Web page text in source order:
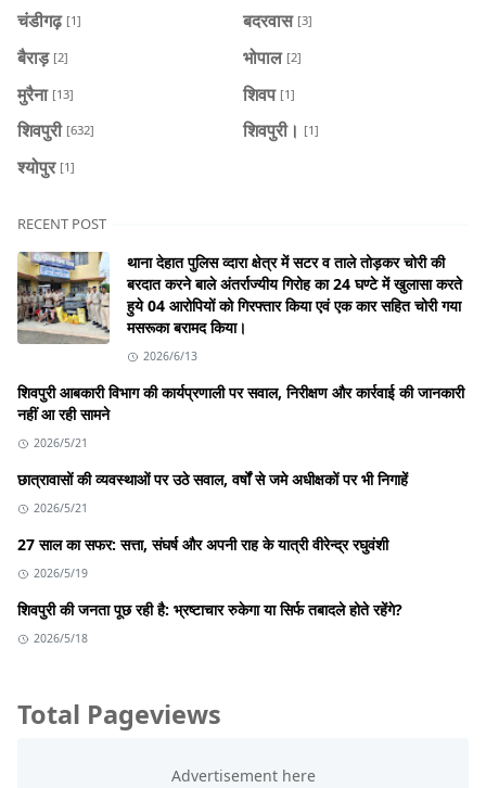
चंडीगढ़ [1] बदरवास [3]
बैराड़ [2] भोपाल [2]
मुरैना [13] शिवप [1]
शिवपुरी [632] शिवपुरी। [1]
श्योपुर [1]
RECENT POST
थाना देहात पुलिस व्दारा क्षेत्र में सटर व ताले तोड़कर चोरी की
बरदात करने बाले अंतर्राज्यीय गिरोह का 24 घण्टे में खुलासा करते
हुये 04 आरोपियों को गिरफ्तार किया एवं एक कार सहित चोरी गया
मसरूका बरामद किया।
2026/6/13
शिवपुरी आबकारी विभाग की कार्यप्रणाली पर सवाल, निरीक्षण और कार्रवाई की जानकारी
नहीं आ रही सामने
2026/5/21
छात्रावासों की व्यवस्थाओं पर उठे सवाल, वर्षों से जमे अधीक्षकों पर भी निगाहें
2026/5/21
27 साल का सफर: सत्ता, संघर्ष और अपनी राह के यात्री वीरेन्द्र रघुवंशी
2026/5/19
शिवपुरी की जनता पूछ रही है: भ्रष्टाचार रुकेगा या सिर्फ तबादले होते रहेंगे?
2026/5/18
Total Pageviews